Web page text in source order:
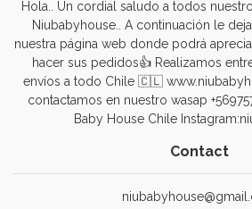
Hola.. Un cordial saludo a todos
Niubabyhouse.. A continuación le
nuestra página web donde podrá
hacer sus pedidos👍 Realizamos
envíos a todo Chile 🇨🇱
contactamos en nuestro wasap
Baby House Chile
Contact